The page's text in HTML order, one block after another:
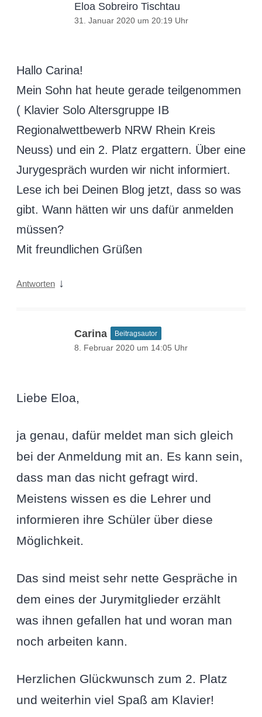
Eloa Sobreiro Tischtau
31. Januar 2020 um 20:19 Uhr
Hallo Carina!
Mein Sohn hat heute gerade teilgenommen
( Klavier Solo Altersgruppe IB
Regionalwettbewerb NRW Rhein Kreis
Neuss) und ein 2. Platz ergattern. Über eine
Jurygespräch wurden wir nicht informiert.
Lese ich bei Deinen Blog jetzt, dass so was
gibt. Wann hätten wir uns dafür anmelden
müssen?
Mit freundlichen Grüßen
Antworten ↓
Carina Beitragsautor
8. Februar 2020 um 14:05 Uhr
Liebe Eloa,
ja genau, dafür meldet man sich gleich
bei der Anmeldung mit an. Es kann sein,
dass man das nicht gefragt wird.
Meistens wissen es die Lehrer und
informieren ihre Schüler über diese
Möglichkeit.
Das sind meist sehr nette Gespräche in
dem eines der Jurymitglieder erzählt
was ihnen gefallen hat und woran man
noch arbeiten kann.
Herzlichen Glückwunsch zum 2. Platz
und weiterhin viel Spaß am Klavier!